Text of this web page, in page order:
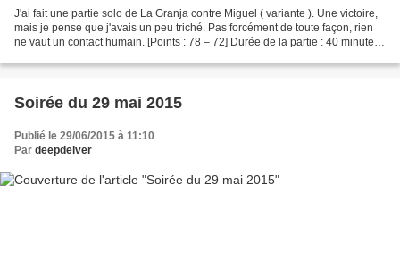
J'ai fait une partie solo de La Granja contre Miguel ( variante ). Une victoire,
mais je pense que j'avais un peu triché. Pas forcément de toute façon, rien
ne vaut un contact humain. [Points : 78 – 72] Durée de la partie : 40 minutes
Soirée du 29 mai 2015
Publié le 29/06/2015 à 11:10
Par deepdelver